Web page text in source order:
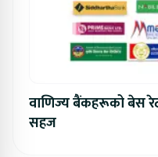
वाणिज्य बैंकहरूको बेस
सहज